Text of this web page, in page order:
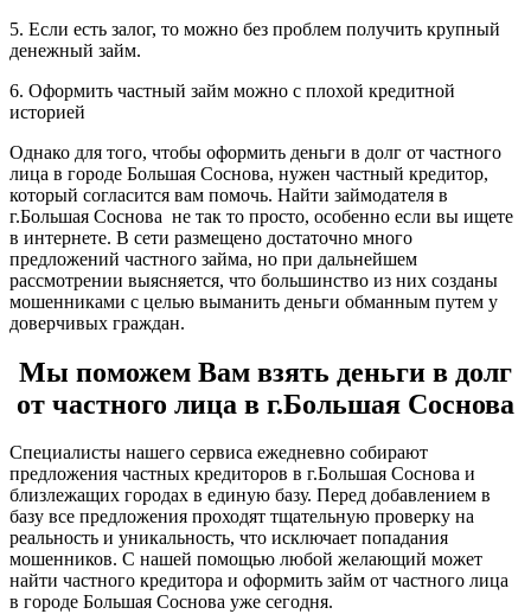
5. Если есть залог, то можно без проблем получить крупный
денежный займ.
6. Оформить частный займ можно с плохой кредитной
историей
Однако для того, чтобы оформить деньги в долг от частного
лица в городе Большая Соснова, нужен частный кредитор,
который согласится вам помочь. Найти займодателя в
г.Большая Соснова не так то просто, особенно если вы ищете
в интернете. В сети размещено достаточно много
предложений частного займа, но при дальнейшем
рассмотрении выясняется, что большинство из них созданы
мошенниками с целью выманить деньги обманным путем у
доверчивых граждан.
Мы поможем Вам взять деньги в долг
от частного лица в г.Большая Соснова
Специалисты нашего сервиса ежедневно собирают
предложения частных кредиторов в г.Большая Соснова и
близлежащих городах в единую базу. Перед добавлением в
базу все предложения проходят тщательную проверку на
реальность и уникальность, что исключает попадания
мошенников. С нашей помощью любой желающий может
найти частного кредитора и оформить займ от частного лица
в городе Большая Соснова уже сегодня.